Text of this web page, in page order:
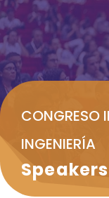
CONGRESO
INGENIERÍA
Speakers